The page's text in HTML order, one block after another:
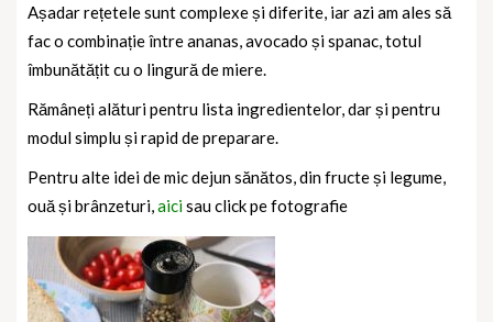
Așadar rețetele sunt complexe și diferite, iar azi am ales să
fac o combinație între ananas, avocado și spanac, totul
îmbunătățit cu o lingură de miere.
Rămâneți alături pentru lista ingredientelor, dar și pentru
modul simplu și rapid de preparare.
Pentru alte idei de mic dejun sănătos, din fructe și legume,
ouă și brânzeturi,aicisau click pe fotografie